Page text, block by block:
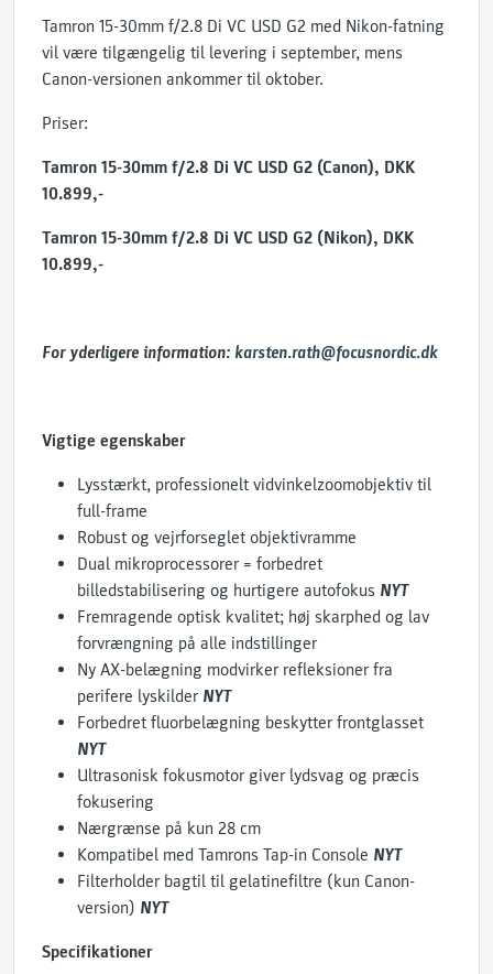
Tamron 15-30mm f/2.8 Di VC USD G2 med Nikon-fatning
vil være tilgængelig til levering i september, mens
Canon-versionen ankommer til oktober.
Priser:
Tamron 15-30mm f/2.8 Di VC USD G2 (Canon), DKK
10.899,-
Tamron 15-30mm f/2.8 Di VC USD G2 (Nikon), DKK
10.899,-
For yderligere information: karsten.rath@focusnordic.dk
Vigtige egenskaber
Lysstærkt, professionelt vidvinkelzoomobjektiv til
full-frame
Robust og vejrforseglet objektivramme
Dual mikroprocessorer = forbedret
billedstabilisering og hurtigere autofokus NYT
Fremragende optisk kvalitet; høj skarphed og lav
forvrængning på alle indstillinger
Ny AX-belægning modvirker refleksioner fra
perifere lyskilder NYT
Forbedret fluorbelægning beskytter frontglasset
NYT
Ultrasonisk fokusmotor giver lydsvag og præcis
fokusering
Nærgrænse på kun 28 cm
Kompatibel med Tamrons Tap-in Console NYT
Filterholder bagtil til gelatinefiltre (kun Canon-
version) NYT
Specifikationer